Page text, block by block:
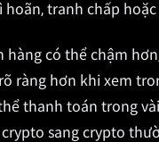
hoãn, tranh chấp
hàng có thể chậm
ràng hơn khi xem
thanh toán trong
crypto sang crypto